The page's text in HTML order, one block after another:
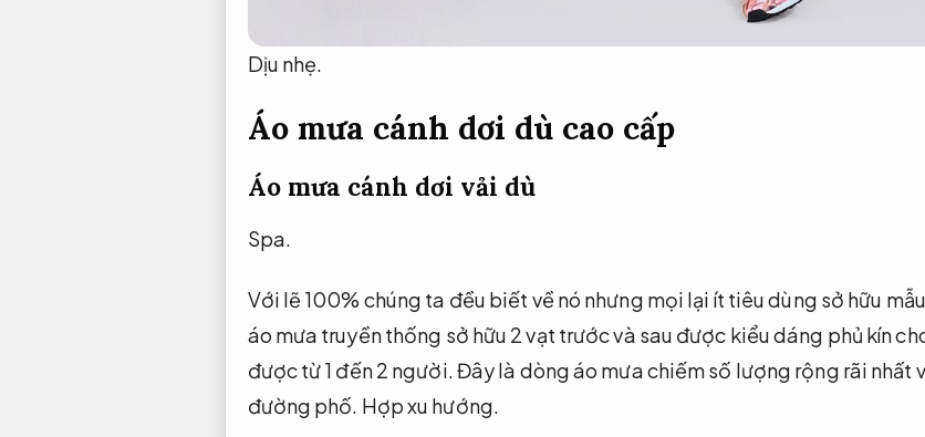
Dịu nhẹ.
Áo mưa cánh dơi dù cao cấp
Áo mưa cánh dơi vải dù
Spa.
Với lẽ 100% chúng ta đều biết về nó nhưng mọi lại ít tiêu dùng sở hữu
áo mưa truyền thống sở hữu 2 vạt trước và sau được kiểu dáng phủ kín
được từ 1 đến 2 người. Đây là dòng áo mưa chiếm số lượng rộng rãi nhất
đường phố. Hợp xu hướng.